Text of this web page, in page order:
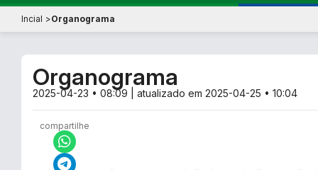
Município
Perguntas
Incial Organograma
Organograma
2025-04-23 • 08:09 | atualizado em 2025-04-25 • 10:04
compartilhe